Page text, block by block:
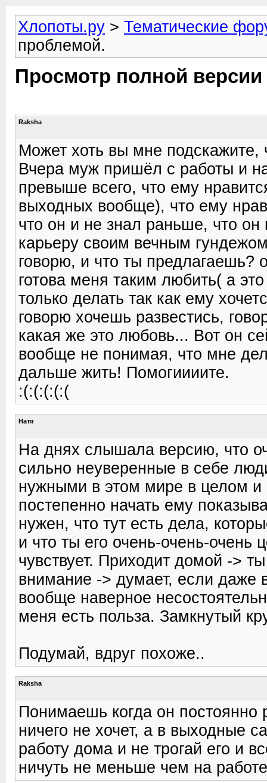
Хлопоты.ру > Тематические
проблемой.
Просмотр полной
Raksha
Может хоть вы мне подскажите,
Вчера муж пришёл с работы и
превыше всего, что ему
выходных вообще), что ему
что он и не знал раньше, что
карьеру своим вечным
говорю, и что ты предлагаешь?
готова меня таким любить( а
только делать так как ему
говорю хочешь развестись,
какая же это любовь... Вот он
вообще не понимая, что мне
дальше жить! Помогиииите.
:(:(:(:(:(
Натя
На днях слышала версию, что
сильно неуверенные в себе
нужными в этом мире в целом и
постепенно начать ему
нужен, что тут есть дела,
и что ты его очень-очень-очень
чувствует. Приходит домой ->
внимание -> думает, если даже
вообще наверное
меня есть польза. Замкнутый
Подумай, вдруг похоже..
Raksha
Понимаешь когда он постоянно
ничего не хочет, а в выходные
работу дома и не трогай его и
ничуть не меньше чем на